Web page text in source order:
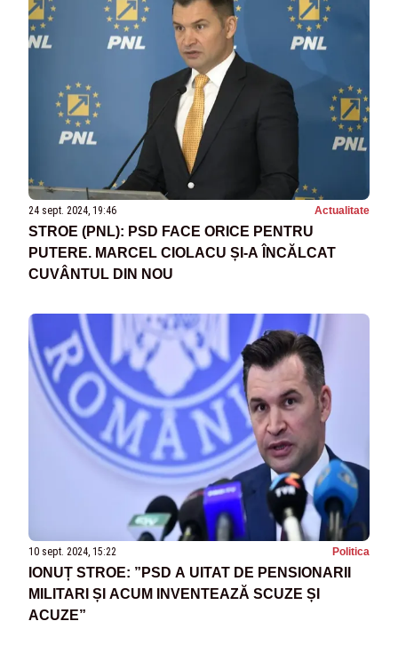
24 sept. 2024, 19:46 Actualitate
STROE (PNL): PSD FACE ORICE PENTRU
PUTERE. MARCEL CIOLACU ȘI-A ÎNCĂLCAT
CUVÂNTUL DIN NOU
10 sept. 2024, 15:22 Politica
IONUȚ STROE: ”PSD A UITAT DE PENSIONARII
MILITARI ȘI ACUM INVENTEAZĂ SCUZE ȘI
ACUZE”